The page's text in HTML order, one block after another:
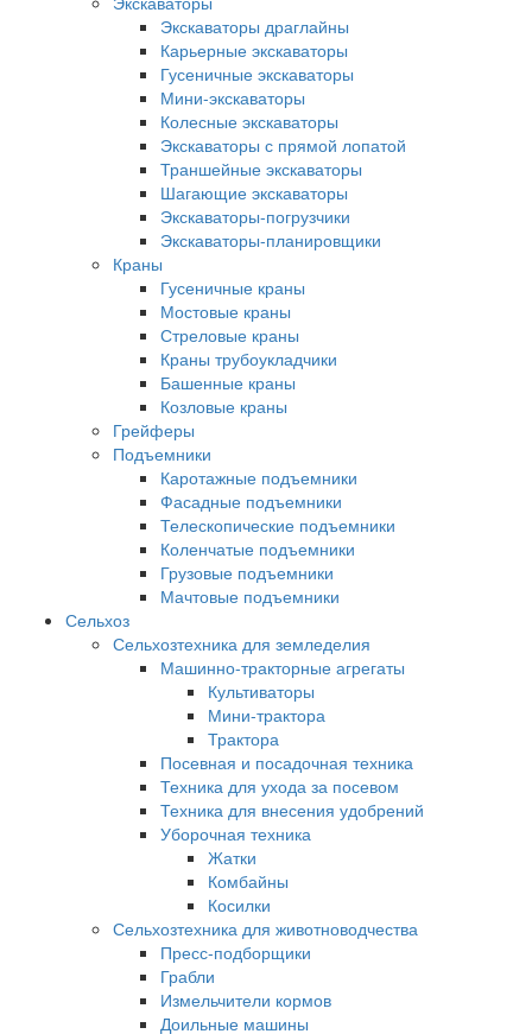
Экскаваторы драглайны
Карьерные экскаваторы
Гусеничные экскаваторы
Мини-экскаваторы
Колесные экскаваторы
Экскаваторы с прямой лопатой
Траншейные экскаваторы
Шагающие экскаваторы
Экскаваторы-погрузчики
Экскаваторы-планировщики
Краны
Гусеничные краны
Мостовые краны
Стреловые краны
Краны трубоукладчики
Башенные краны
Козловые краны
Грейферы
Подъемники
Каротажные подъемники
Фасадные подъемники
Телескопические подъемники
Коленчатые подъемники
Грузовые подъемники
Мачтовые подъемники
Сельхоз
Сельхозтехника для земледелия
Машинно-тракторные агрегаты
Культиваторы
Мини-трактора
Трактора
Посевная и посадочная техника
Техника для ухода за посевом
Техника для внесения удобрений
Уборочная техника
Жатки
Комбайны
Косилки
Сельхозтехника для животноводчества
Пресс-подборщики
Грабли
Измельчители кормов
Доильные машины